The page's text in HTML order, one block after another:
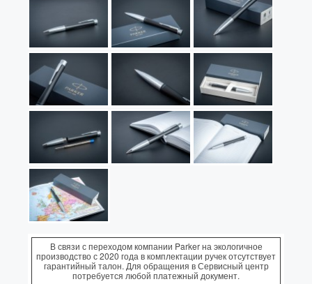
В связи с переходом компании Parker на экологичное
производство с 2020 года в комплектации ручек отсутствует
гарантийный талон. Для обращения в Сервисный центр
потребуется любой платежный документ.